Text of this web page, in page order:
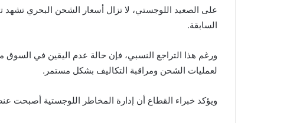
على الصعيد اللوجستي، لا تزال أسعار الشحن البحري تشهد
السابقة.
ورغم هذا التراجع النسبي، فإن حالة عدم اليقين في السوق
لعمليات الشحن ومراقبة التكاليف بشكل مستمر.
ويؤكد خبراء القطاع أن إدارة المخاطر اللوجستية أصبحت